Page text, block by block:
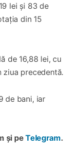
lei și 83 de
din 15
de 16,88 lei, cu
precedentă.
de bani, iar
și peTelegram.